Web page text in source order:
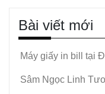
Bài viết mới
Máy giấy in bill tại
Sâm Ngọc Linh